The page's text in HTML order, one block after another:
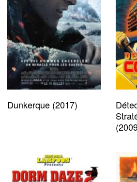
Dunkerque (2017)